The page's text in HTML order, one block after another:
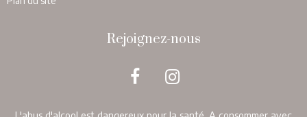
Rejoignez-nous